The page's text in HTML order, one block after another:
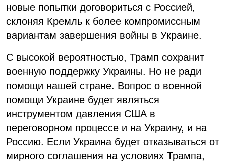
новые попытки договориться с Россией,
склоняя Кремль к более компромиссным
вариантам завершения войны в Украине.
С высокой вероятностью, Трамп сохранит
военную поддержку Украины. Но не ради
помощи нашей стране. Вопрос о военной
помощи Украине будет являться
инструментом давления США в
переговорном процессе и на Украину, и на
Россию. Если Украина будет отказываться от
мирного соглашения на условиях Трампа,